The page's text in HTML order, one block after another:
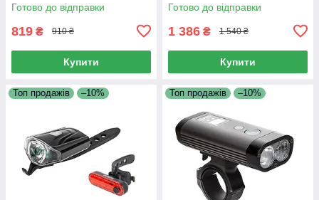
Готово до відправки
819 ₴ 910 ₴
Купити
Готово до відправки
1 386 ₴ 1 540 ₴
Купити
Топ продажів –10% Топ продажів –10%